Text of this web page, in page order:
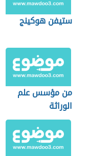
ستيفن هوكينج
من مؤسس علم
الوراثة